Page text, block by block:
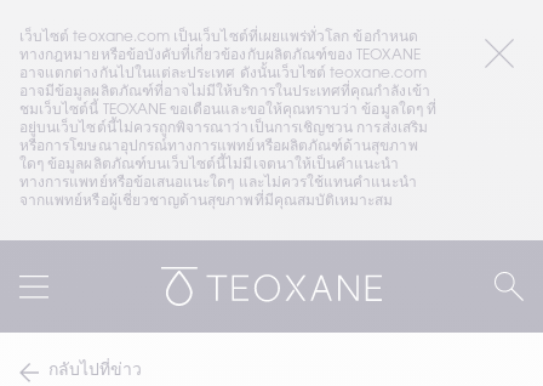
เว็บไซต์ teoxane.com เป็นเว็บไซต์ที่เผยแพร่ทั่วโลก ข้อกำหนด
ทางกฎหมายหรือข้อบังคับที่เกี่ยวข้องกับผลิตภัณฑ์ของ TEOXANE
อาจแตกต่างกันไปในแต่ละประเทศ ดังนั้นเว็บไซต์ teoxane.com
อาจมีข้อมูลผลิตภัณฑ์ที่อาจไม่มีให้บริการในประเทศที่คุณกำลังเข้า
ชมเว็บไซต์นี้ TEOXANE ขอเตือนและขอให้คุณทราบว่า ข้อมูลใดๆ ที่
อยู่บนเว็บไซต์นี้ไม่ควรถูกพิจารณาว่าเป็นการเชิญชวน การส่งเสริม
หรือการโฆษณาอุปกรณ์ทางการแพทย์หรือผลิตภัณฑ์ด้านสุขภาพ
ใดๆ ข้อมูลผลิตภัณฑ์บนเว็บไซต์นี้ไม่มีเจตนาให้เป็นคำแนะนำ
ทางการแพทย์หรือข้อเสนอแนะใดๆ และไม่ควรใช้แทนคำแนะนำ
จากแพทย์หรือผู้เชี่ยวชาญด้านสุขภาพที่มีคุณสมบัติเหมาะสม
กลับไปที่ข่าว